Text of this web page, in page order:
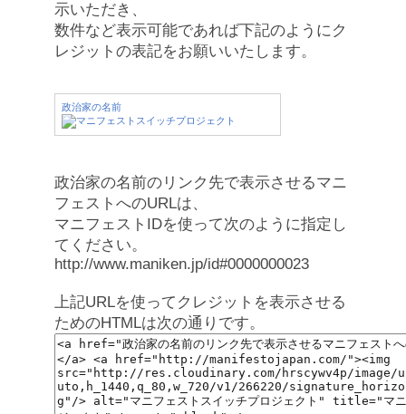
示いただき、
数件など表示可能であれば下記のようにク
レジットの表記をお願いいたします。
政治家の名前
政治家の名前のリンク先で表示させるマニ
フェストへのURLは、
マニフェストIDを使って次のように指定し
てください。
http://www.maniken.jp/id#0000000023
上記URLを使ってクレジットを表示させる
ためのHTMLは次の通りです。